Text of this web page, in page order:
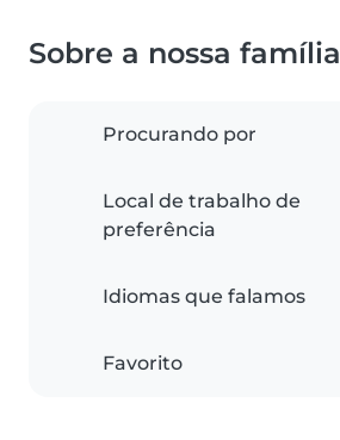
Sobre a nossa família
Procurando por
Local de trabalho de
preferência
Idiomas que falamos
Favorito